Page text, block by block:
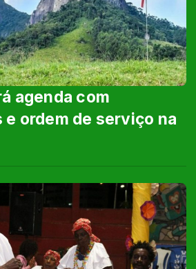
agenda com
ordem de serviço na